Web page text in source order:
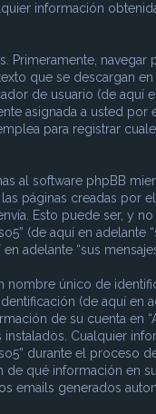
información
navegar
que se descargan
de usuario (de aquí
asignada a usted
para registrar
al software phpBB
páginas creadas por
Esto puede ser, y
(de aquí en
adelante “sus
único de
(de aquí en
de su cuenta
Cualquier
durante el proceso
qué información en
emails generados